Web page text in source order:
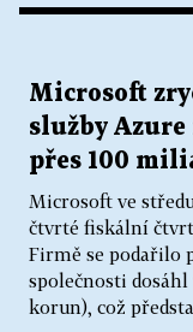
Microsoft
služby
přes 100
Microsoft ve
čtvrté fiskální
Firmě se podařilo
společnosti
korun), což